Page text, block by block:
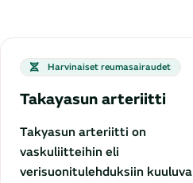
Harvinaiset reumasairaudet
Takayasun arteriitti
Takyasun arteriitti on
vaskuliitteihin eli
verisuonitulehduksiin kuuluva